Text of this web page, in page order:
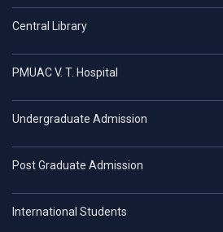
Central Library
PMUAC V. T. Hospital
Undergraduate Admission
Post Graduate Admission
International Students